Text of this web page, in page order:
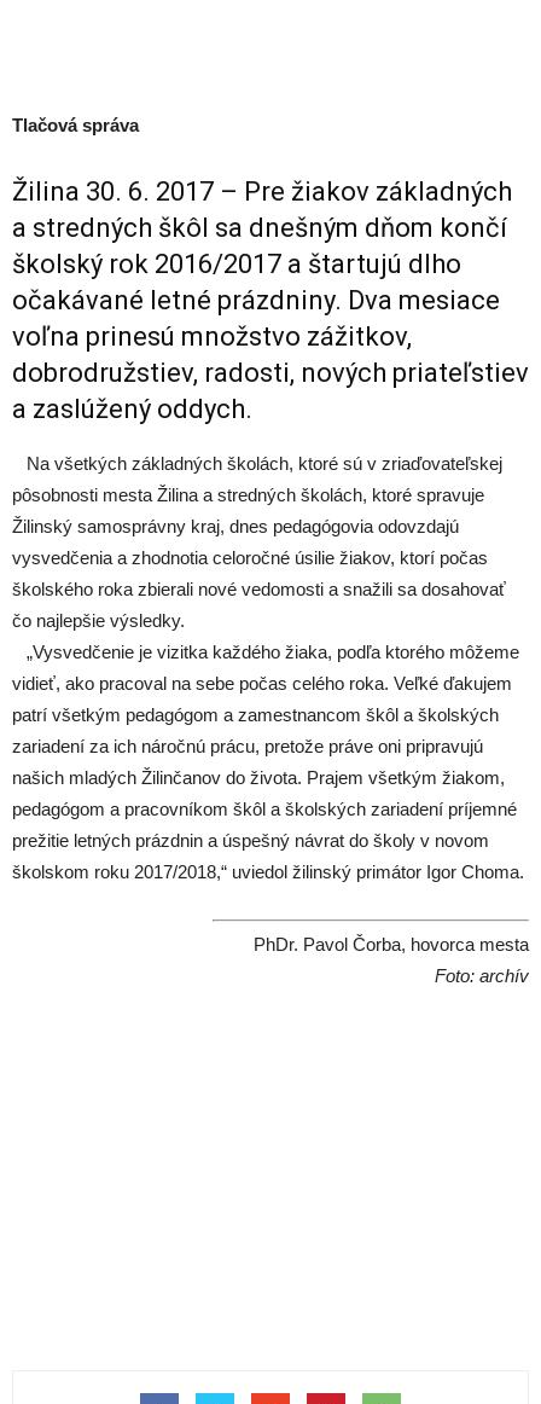
Tlačová správa
Žilina 30. 6. 2017 – Pre žiakov základných
a stredných škôl sa dnešným dňom končí
školský rok 2016/2017 a štartujú dlho
očakávané letné prázdniny. Dva mesiace
voľna prinesú množstvo zážitkov,
dobrodružstiev, radosti, nových priateľstiev
a zaslúžený oddych.
Na všetkých základných školách, ktoré sú v zriaďovateľskej
pôsobnosti mesta Žilina a stredných školách, ktoré spravuje
Žilinský samosprávny kraj, dnes pedagógovia odovzdajú
vysvedčenia a zhodnotia celoročné úsilie žiakov, ktorí počas
školského roka zbierali nové vedomosti a snažili sa dosahovať
čo najlepšie výsledky.
„Vysvedčenie je vizitka každého žiaka, podľa ktorého môžeme
vidieť, ako pracoval na sebe počas celého roka. Veľké ďakujem
patrí všetkým pedagógom a zamestnancom škôl a školských
zariadení za ich náročnú prácu, pretože práve oni pripravujú
našich mladých Žilinčanov do života. Prajem všetkým žiakom,
pedagógom a pracovníkom škôl a školských zariadení príjemné
prežitie letných prázdnin a úspešný návrat do školy v novom
školskom roku 2017/2018,“ uviedol žilinský primátor Igor Choma.
PhDr. Pavol Čorba, hovorca mesta
Foto: archív